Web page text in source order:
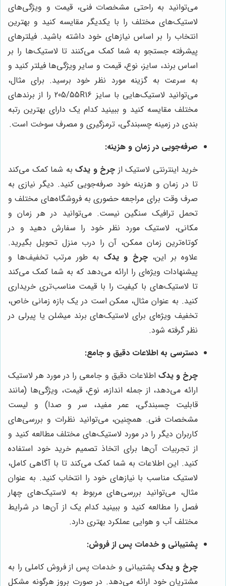
می‌توانید به راحتی مشخصات فنی، قیمت و ویژگی‌های
لاستیک‌های مختلف را با یکدیگر مقایسه کنید و بهترین
انتخاب را بر اساس نیازهای خود داشته باشید. فیلترهای
پیشرفته جستجو به شما کمک می‌کنند تا لاستیک‌ها را بر
اساس برند، سایز، نوع، قیمت و سایر ویژگی‌ها فیلتر کنید و
به سرعت به گزینه مورد نظر خود برسید. برای مثال،
می‌توانید لاستیک‌هایی با سایز 205/55R16 را از برندهای
مختلف مقایسه کنید و ببینید کدام یک دارای بهترین رتبه
بندی در زمینه چسبندگی، ترمزگیری و مصرف سوخت است.
صرفه‌جویی در زمان و هزینه:
خرید اینترنتی لاستیک از چرخ و یدک به شما کمک می‌کند
تا در زمان و هزینه خود صرفه‌جویی کنید. دیگر نیازی به
صرف وقت برای مراجعه حضوری به فروشگاه‌های مختلف و
تحمل ترافیک سنگین نیست. می‌توانید در هر زمان و
مکانی، لاستیک مورد نظر خود را سفارش دهید و در
کوتاه‌ترین زمان ممکن، آن را درب منزل تحویل بگیرید.
علاوه بر این،چرخ و یدک به طور مرتب تخفیف‌ها و
پیشنهادات ویژه‌ای را ارائه می‌دهد که به شما کمک می‌کند
تا لاستیک‌های با کیفیت را با قیمت مناسب‌تری خریداری
کنید. به عنوان مثال، ممکن است در یک بازه زمانی خاص،
تخفیف ویژه‌ای برای لاستیک‌های برند میشلن یا پیرلی در
نظر گرفته شود.
دسترسی به اطلاعات دقیق و جامع:
چرخ و یدک اطلاعات دقیق و جامعی را در مورد هر لاستیک
ارائه می‌دهد، از جمله اندازه، نوع، قیمت، ویژگی‌ها (مانند
قابلیت چسبندگی، عمر مفید، سر و صدا) و لیست
مشخصات فنی. همچنین، می‌توانید نظرات و بررسی‌های
کاربران دیگر را در مورد لاستیک‌های مختلف مطالعه کنید و
از تجربیات آن‌ها برای اتخاذ تصمیم خرید خود استفاده
کنید. این اطلاعات به شما کمک می‌کند تا با آگاهی کامل،
لاستیک مناسب با نیازهای خود را انتخاب کنید. به عنوان
مثال، می‌توانید بررسی‌های مربوط به لاستیک‌های چهار
فصل را مطالعه کنید و ببینید کدام یک از آن‌ها در شرایط
مختلف آب و هوایی عملکرد بهتری دارد.
پشتیبانی و خدمات پس از فروش:
چرخ و یدک پشتیبانی و خدمات پس از فروش کاملی را به
مشتریان خود ارائه می‌دهد. در صورت بروز هرگونه مشکل